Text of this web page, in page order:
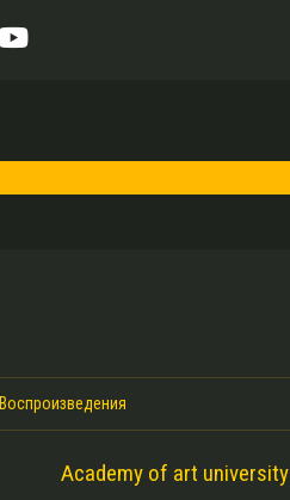
Воспроизведения
Academy of art university